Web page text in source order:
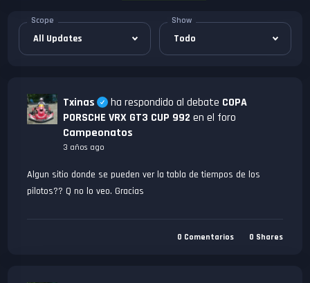
Scope Show
Txinas ha respondido al debate COPA
PORSCHE VRX GT3 CUP 992 en el foro
Campeonatos
3 años ago
Algun sitio donde se pueden ver la tabla de tiempos de los
pilotos?? Q no lo veo. Gracias
0 Comentarios 0 Shares